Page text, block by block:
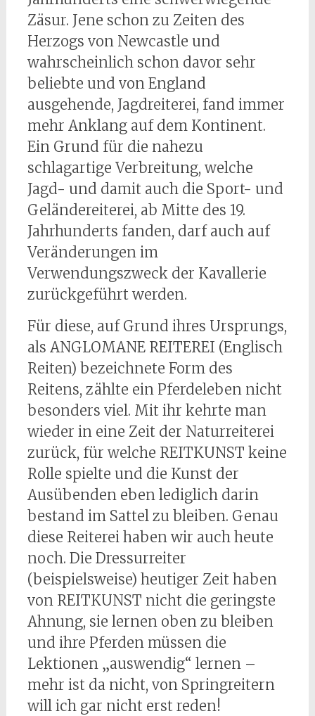
Zäsur. Jene schon zu Zeiten des
Herzogs von Newcastle und
wahrscheinlich schon davor sehr
beliebte und von England
ausgehende, Jagdreiterei, fand immer
mehr Anklang auf dem Kontinent.
Ein Grund für die nahezu
schlagartige Verbreitung, welche
Jagd- und damit auch die Sport- und
Geländereiterei, ab Mitte des 19.
Jahrhunderts fanden, darf auch auf
Veränderungen im
Verwendungszweck der Kavallerie
zurückgeführt werden.
Für diese, auf Grund ihres Ursprungs,
als ANGLOMANE REITEREI (Englisch
Reiten) bezeichnete Form des
Reitens, zählte ein Pferdeleben nicht
besonders viel. Mit ihr kehrte man
wieder in eine Zeit der Naturreiterei
zurück, für welche REITKUNST keine
Rolle spielte und die Kunst der
Ausübenden eben lediglich darin
bestand im Sattel zu bleiben. Genau
diese Reiterei haben wir auch heute
noch. Die Dressurreiter
(beispielsweise) heutiger Zeit haben
von REITKUNST nicht die geringste
Ahnung, sie lernen oben zu bleiben
und ihre Pferden müssen die
Lektionen „auswendig“ lernen –
mehr ist da nicht, von Springreitern
will ich gar nicht erst reden!